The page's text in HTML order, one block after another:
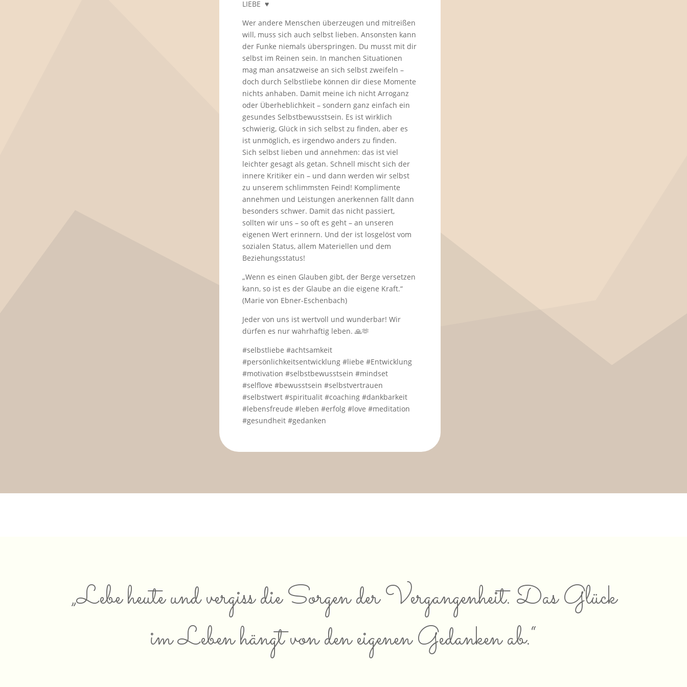
LIEBE ♥️
Wer andere Menschen überzeugen und mitreißen
will, muss sich auch selbst lieben. Ansonsten kann
der Funke niemals überspringen. Du musst mit dir
selbst im Reinen sein. In manchen Situationen
mag man ansatzweise an sich selbst zweifeln –
doch durch Selbstliebe können dir diese Momente
nichts anhaben. Damit meine ich nicht Arroganz
oder Überheblichkeit – sondern ganz einfach ein
gesundes Selbstbewusstsein. Es ist wirklich
schwierig, Glück in sich selbst zu finden, aber es
ist unmöglich, es irgendwo anders zu finden.
Sich selbst lieben und annehmen: das ist viel
leichter gesagt als getan. Schnell mischt sich der
innere Kritiker ein – und dann werden wir selbst
zu unserem schlimmsten Feind! Komplimente
annehmen und Leistungen anerkennen fällt dann
besonders schwer. Damit das nicht passiert,
sollten wir uns – so oft es geht – an unseren
eigenen Wert erinnern. Und der ist losgelöst vom
sozialen Status, allem Materiellen und dem
Beziehungsstatus!
„Wenn es einen Glauben gibt, der Berge versetzen
kann, so ist es der Glaube an die eigene Kraft.“
(Marie von Ebner-Eschenbach)
Jeder von uns ist wertvoll und wunderbar! Wir
dürfen es nur wahrhaftig leben. 🙏🫶
#selbstliebe #achtsamkeit
#persönlichkeitsentwicklung #liebe #Entwicklung
#motivation #selbstbewusstsein #mindset
#selflove #bewusstsein #selbstvertrauen
#selbstwert #spiritualit #coaching #dankbarkeit
#lebensfreude #leben #erfolg #love #meditation
#gesundheit #gedanken
„Lebe heute und vergiss die Sorgen der Vergangenheit. Das Glück
im Leben hängt von den eigenen Gedanken ab.“